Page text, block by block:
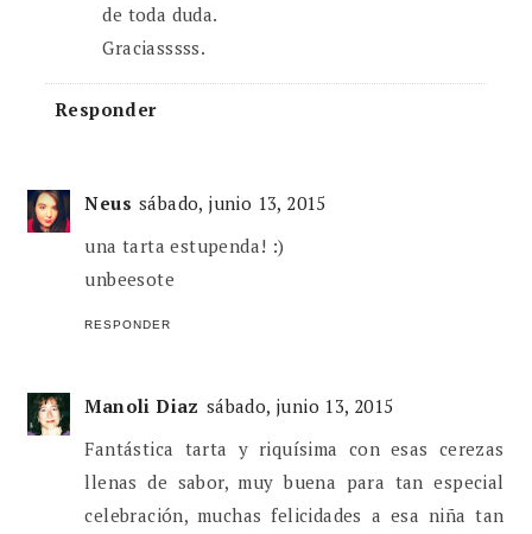
de toda duda.
Graciasssss.
Responder
Neus sábado, junio 13, 2015
una tarta estupenda! :)
unbeesote
RESPONDER
Manoli Diaz sábado, junio 13, 2015
Fantástica tarta y riquísima con esas cerezas
llenas de sabor, muy buena para tan especial
celebración, muchas felicidades a esa niña tan